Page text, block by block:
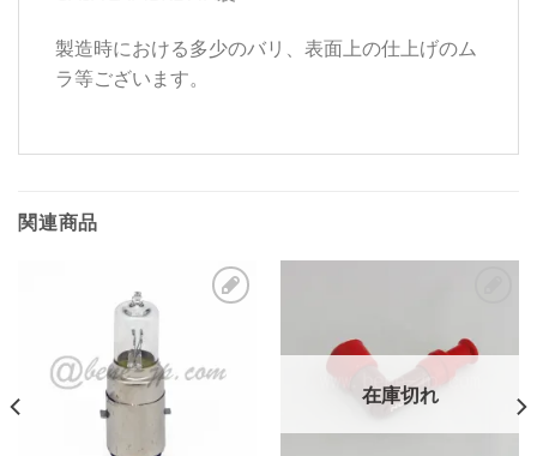
製造時における多少のバリ、表面上の仕上げのム
ラ等ございます。
関連商品
気
在庫切れ